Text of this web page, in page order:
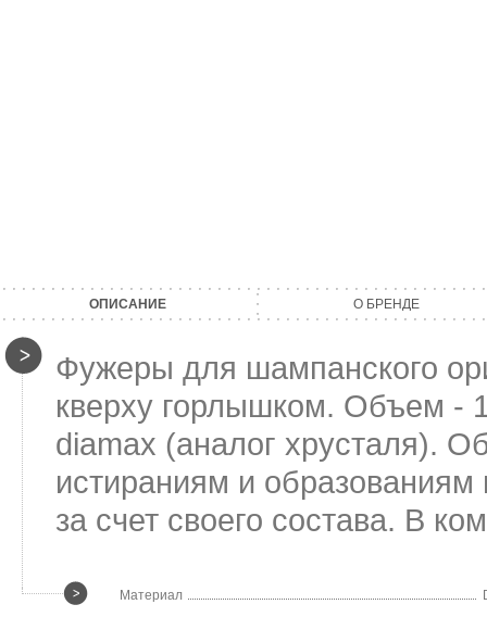
ОПИСАНИЕ О БРЕНДЕ
Фужеры для шампанского
кверху горлышком. Объем -
diamax (аналог хрусталя).
истираниям и
за счет своего состава. В
Материал